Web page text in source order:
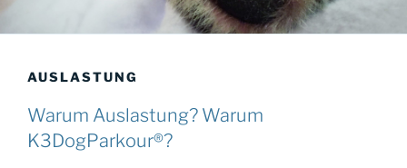
AUSLASTUNG
Warum Auslastung? Warum
K3DogParkour®?